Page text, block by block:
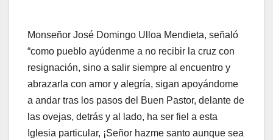
Monseñor José Domingo Ulloa Mendieta, señaló
“como pueblo ayúdenme a no recibir la cruz con
resignación, sino a salir siempre al encuentro y
abrazarla con amor y alegría, sigan apoyándome
a andar tras los pasos del Buen Pastor, delante de
las ovejas, detrás y al lado, ha ser fiel a esta
Iglesia particular, ¡Señor hazme santo aunque sea